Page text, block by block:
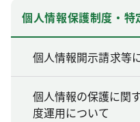
個人情報保護制度・
個人情報開示請求等
個人情報の保護に関
度運用について